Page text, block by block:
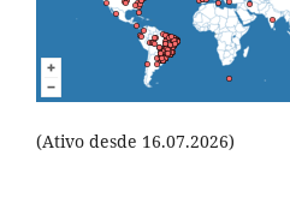
(Ativo desde 16.07.2026)